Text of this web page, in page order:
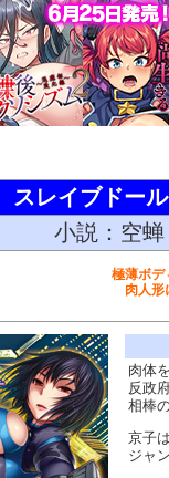
スレイブドー
小説：空
極薄ボデ
肉人形
肉体
反政
相棒
京子
ジャ